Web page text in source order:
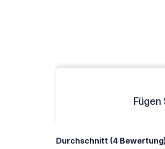
Fügen
Durchschnitt (4